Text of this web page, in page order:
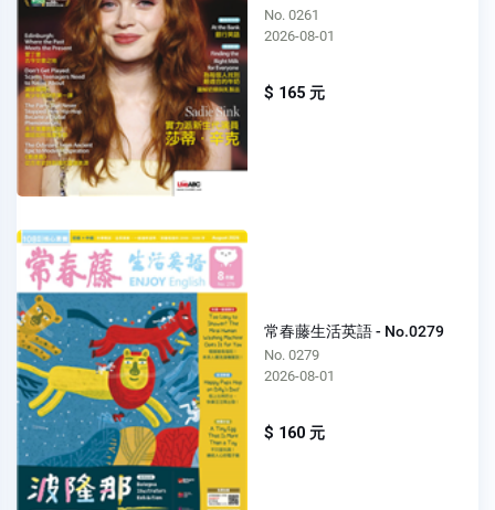
No. 0261
2026-08-01
$ 165 元
常春藤生活英語 - No.0279
No. 0279
2026-08-01
$ 160 元